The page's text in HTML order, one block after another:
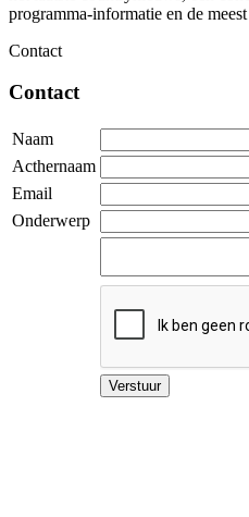
programma-informatie en de
Contact
Contact
Naam
Acthernaam
Email
Onderwerp